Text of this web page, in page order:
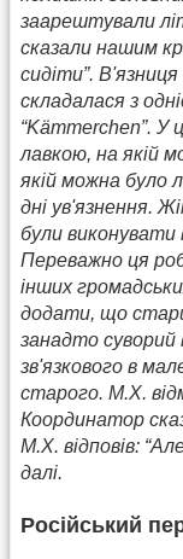
заарештували
сказали нашим
сидіти”.
складалася з
“Kämmerchen”. У
лавкою, на якій
якій можна було
дні ув'язнення.
були виконувати
Переважно ця
інших
додати, що
занадто суворий
зв'язкового в
старого. М.Х.
Координатор
М.Х. відповів:
далі.
Російський